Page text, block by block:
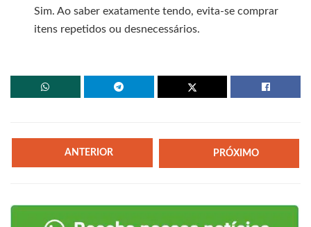
Sim. Ao saber exatamente tendo, evita-se comprar
itens repetidos ou desnecessários.
ANTERIOR PRÓXIMO